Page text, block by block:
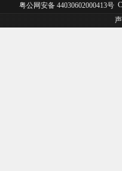
粤公网安备 44030602000413号